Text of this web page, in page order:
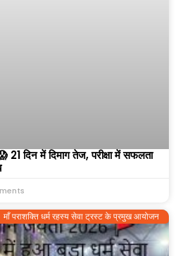
21 दिन में दिमाग तेज, परीक्षा में सफलता
माँ पराशक्ति धर्म रहस्य सेवा ट्रस्ट के प्रमुख आयोजन